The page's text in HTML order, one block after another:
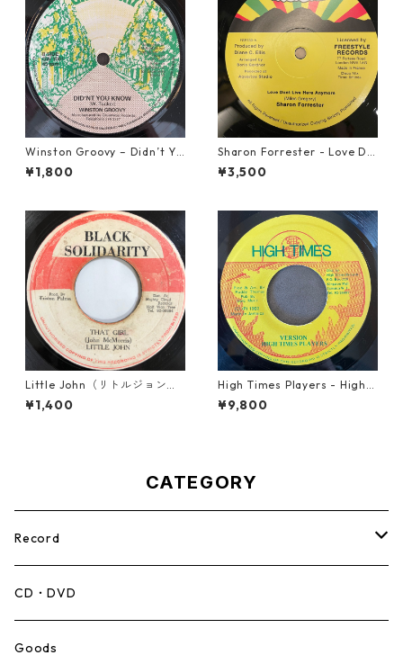
Winston Groovy – Didn’t Yo
u Know【7-21811】
¥1,800
Sharon Forrester - Love Do
n't Live Here Anymore【12-
50068】
¥3,500
Little John（リトルジョン）
- That Girl 【7-20045】
¥1,400
High Times Players - High T
imes Theme【7-21926】
¥9,800
CATEGORY
Record
Mento,Calypso,Ballad
Ska
CD・DVD
Goods